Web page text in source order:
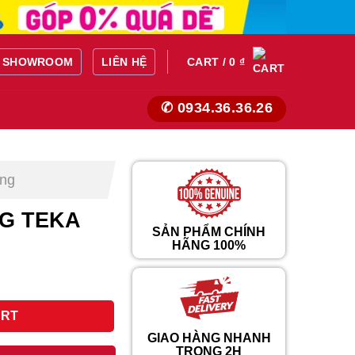
SHOWROOM LIÊN HỆ CART /0 ₫
✆ 0934.36.36.26
TEKA
₫.
SẢN PHẨM CHÍNH
HÃNG 100%
GIAO HÀNG NHANH
TRONG 2H